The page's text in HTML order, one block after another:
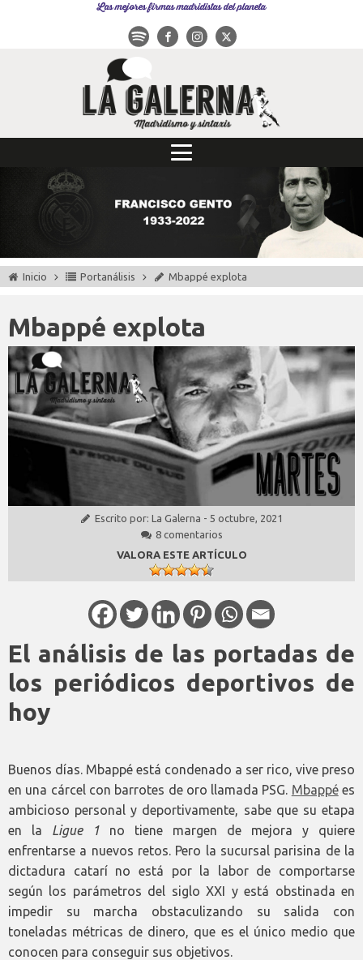
Las mejores firmas madridistas del planeta
Inicio Portanálisis Mbappé explota
Mbappé explota
Escrito por: La Galerna - 5 octubre, 2021
8 comentarios
VALORA ESTE ARTÍCULO
El análisis de las portadas de
los periódicos deportivos de
hoy
Buenos días. Mbappé está condenado a ser rico, vive preso
en una cárcel con barrotes de oro llamada PSG. Mbappées
ambicioso personal y deportivamente, sabe que su etapa
en la Ligue 1 no tiene margen de mejora y quiere
enfrentarse a nuevos retos. Pero la sucursal parisina de la
dictadura catarí no está por la labor de comportarse
según los parámetros del siglo XXI y está obstinada en
impedir su marcha obstaculizando su salida con
toneladas métricas de dinero, que es el único medio que
conocen para conseguir sus objetivos.